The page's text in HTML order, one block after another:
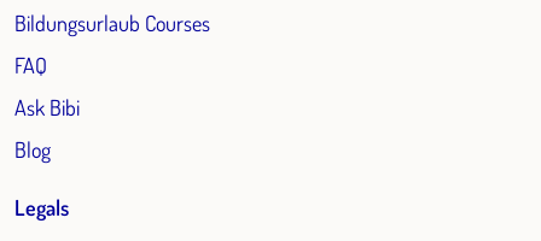
Bildungsurlaub Courses
FAQ
Ask Bibi
Blog
Legals